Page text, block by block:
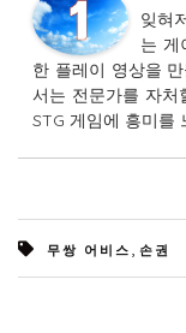
잊혀
는 게
한 플레이 영상을
서는 전문가를 자처
STG 게임에 흥미를
무쌍 어비스 손권